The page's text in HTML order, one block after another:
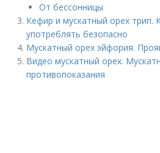
От бессонницы
Кефир и мускатный орех трип.
употреблять безопасно
Мускатный орех эйфория.
Видео мускатный орех.
противопоказания